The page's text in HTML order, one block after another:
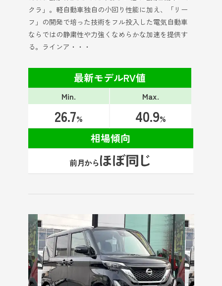
クラ」。軽自動車独自の小回り性能に加え、「リー
フ」の開発で培った技術をフル投入した電気自動車
ならではの静粛性や力強くなめらかな加速を提供す
る。ラインア・・・
最新モデルRV値
Min.
26.7%
Max.
40.9%
相場傾向